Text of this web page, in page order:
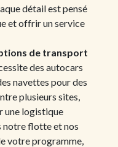
détail est pensé
et offrir un service
de transport
des autocars
navettes pour des
plusieurs sites,
une logistique
notre flotte et nos
votre programme,